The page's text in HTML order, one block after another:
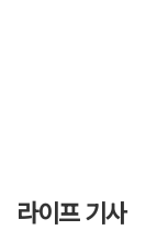
라이프 기사